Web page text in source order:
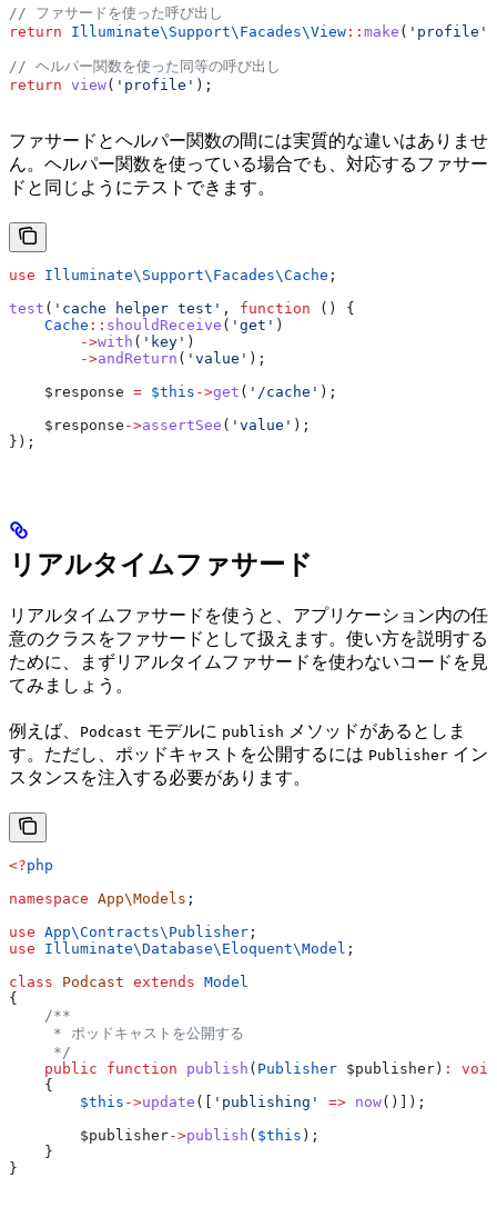
// ファサードを使った呼び出し
return Illuminate\Support\Facades\View :: make ( 'profile'
// ヘルパー関数を使った同等の呼び出し
return view( 'profile' );
ファサードとヘルパー関数の間には実質的な違いはありませ
ん。ヘルパー関数を使っている場合でも、対応するファサー
ドと同じようにテストできます。
use Illuminate\Support\Facades\Cache ;
test ( 'cache helper test' , function () {
    Cache
:: shouldReceive ( 'get' )
        ->
with ( 'key' )
        ->
andReturn ( 'value' );
    $response
= $this ->get ( '/cache' );
    $response
->assertSee ( 'value' );
});
リアルタイムファサード
リアルタイムファサードを使うと、アプリケーション内の任
意のクラスをファサードとして扱えます。使い方を説明する
ために、まずリアルタイムファサードを使わないコードを見
てみましょう。
例えば、 Podcast モデルに publish メソッドがあるとしま
す。ただし、ポッドキャストを公開するには Publisher イン
スタンスを注入する必要があります。
<?php
namespace App\Models ;
use App\Contracts\ Publisher ;
use Illuminate\Database\Eloquent\Model ;
class Podcast extends Model
{
    /**
     * ポッドキャストを公開する
     */
    public
function publish ( Publisher $publisher ) :
void
    {
        $this
->update ([ 'publishing' => now()]);
        $publisher
->publish ( $this );
    }
}